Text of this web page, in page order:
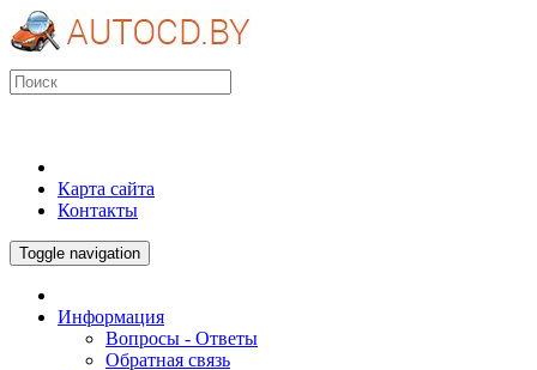
Карта сайта
Контакты
Toggle navigation
Информация
Вопросы - Ответы
Обратная связь